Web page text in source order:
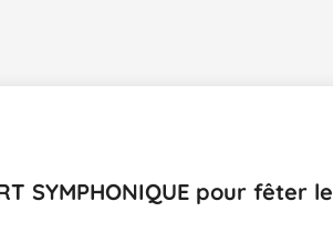
SYMPHONIQUE pour fêter le